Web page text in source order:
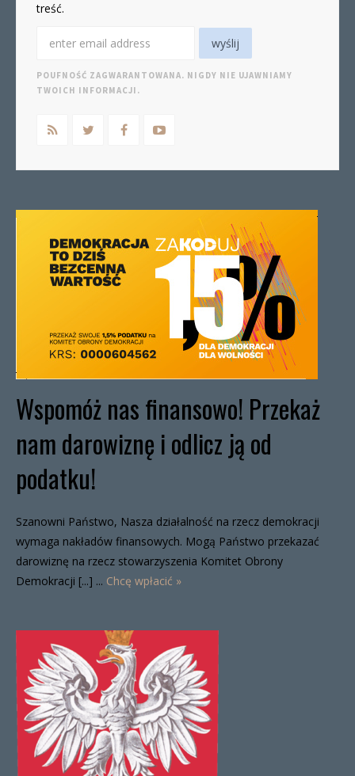
treść.
POUFNOŚĆ ZAGWARANTOWANA. NIGDY NIE UJAWNIAMY
TWOICH INFORMACJI.
Wspomóż nas finansowo! Przekaż
nam darowiznę i odlicz ją od
podatku!
Szanowni Państwo, Nasza działalność na rzecz demokracji
wymaga nakładów finansowych. Mogą Państwo przekazać
darowiznę na rzecz stowarzyszenia Komitet Obrony
Demokracji [...] ... Chcę wpłacić »